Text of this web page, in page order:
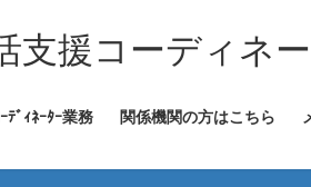
援コーディネ
ﾃﾞｨﾈｰﾀｰ業務 関係機関の方はこちら